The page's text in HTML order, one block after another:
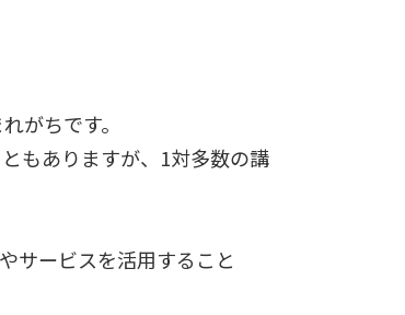
がちです。
もありますが、1対多数の講
サービスを活用すること